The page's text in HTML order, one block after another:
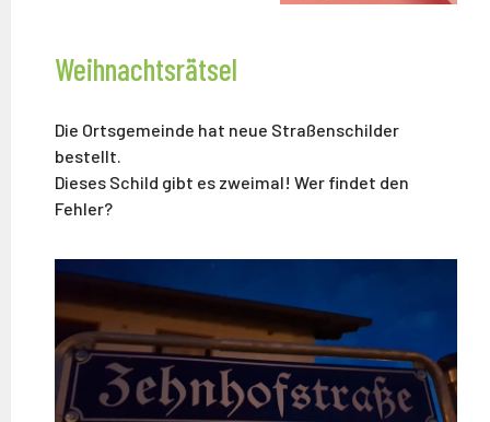
Weihnachtsrätsel
Die Ortsgemeinde hat neue Straßenschilder
bestellt.
Dieses Schild gibt es zweimal! Wer findet den
Fehler?